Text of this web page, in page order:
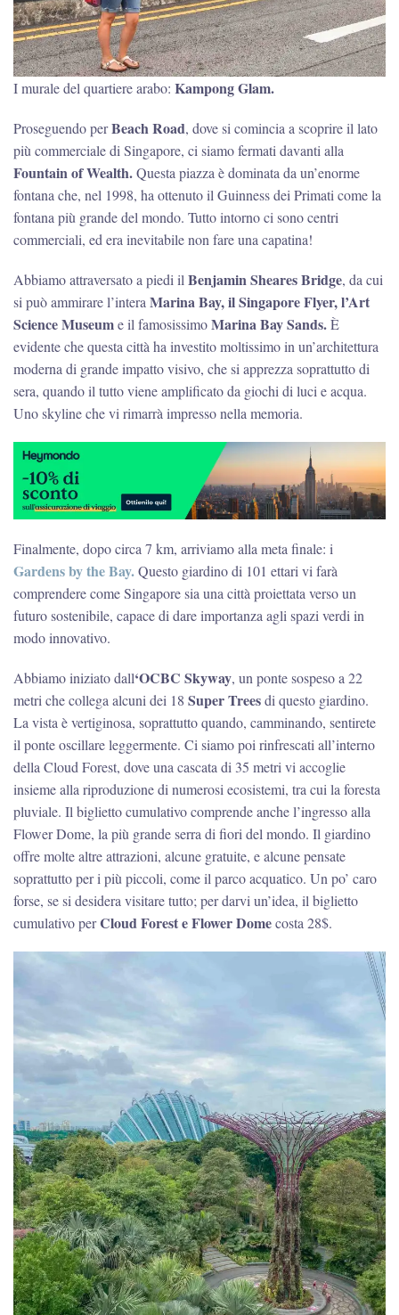
I murale del quartiere arabo: Kampong Glam.
Proseguendo perBeach Road, dove si comincia a scoprire il lato
più commerciale di Singapore, ci siamo fermati davanti alla
Fountain of Wealth.Questa piazza è dominata da un’enorme
fontana che, nel 1998, ha ottenuto il Guinness dei Primati come la
fontana più grande del mondo. Tutto intorno ci sono centri
commerciali, ed era inevitabile non fare una capatina!
Abbiamo attraversato a piedi il Benjamin Sheares Bridge, da cui
si può ammirare l’intera Marina Bay, il Singapore Flyer, l’Art
Science Museume il famosissimoMarina Bay Sands.È
evidente che questa città ha investito moltissimo in un’architettura
moderna di grande impatto visivo, che si apprezza soprattutto di
sera, quando il tutto viene amplificato da giochi di luci e acqua.
Uno skyline che vi rimarrà impresso nella memoria.
Finalmente, dopo circa 7 km, arriviamo alla meta finale: i
Gardens by the Bay.Questo giardino di 101 ettari vi farà
comprendere come Singapore sia una città proiettata verso un
futuro sostenibile, capace di dare importanza agli spazi verdi in
modo innovativo.
Abbiamo iniziato dall‘OCBC Skyway, un ponte sospeso a 22
metri che collega alcuni dei 18 Super Treesdi questo giardino.
La vista è vertiginosa, soprattutto quando, camminando, sentirete
il ponte oscillare leggermente. Ci siamo poi rinfrescati all’interno
della Cloud Forest, dove una cascata di 35 metri vi accoglie
insieme alla riproduzione di numerosi ecosistemi, tra cui la foresta
pluviale. Il biglietto cumulativo comprende anche l’ingresso alla
Flower Dome, la più grande serra di fiori del mondo. Il giardino
offre molte altre attrazioni, alcune gratuite, e alcune pensate
soprattutto per i più piccoli, come il parco acquatico. Un po’ caro
forse, se si desidera visitare tutto; per darvi un’idea, il biglietto
cumulativo perCloud Forest e Flower Domecosta 28$.